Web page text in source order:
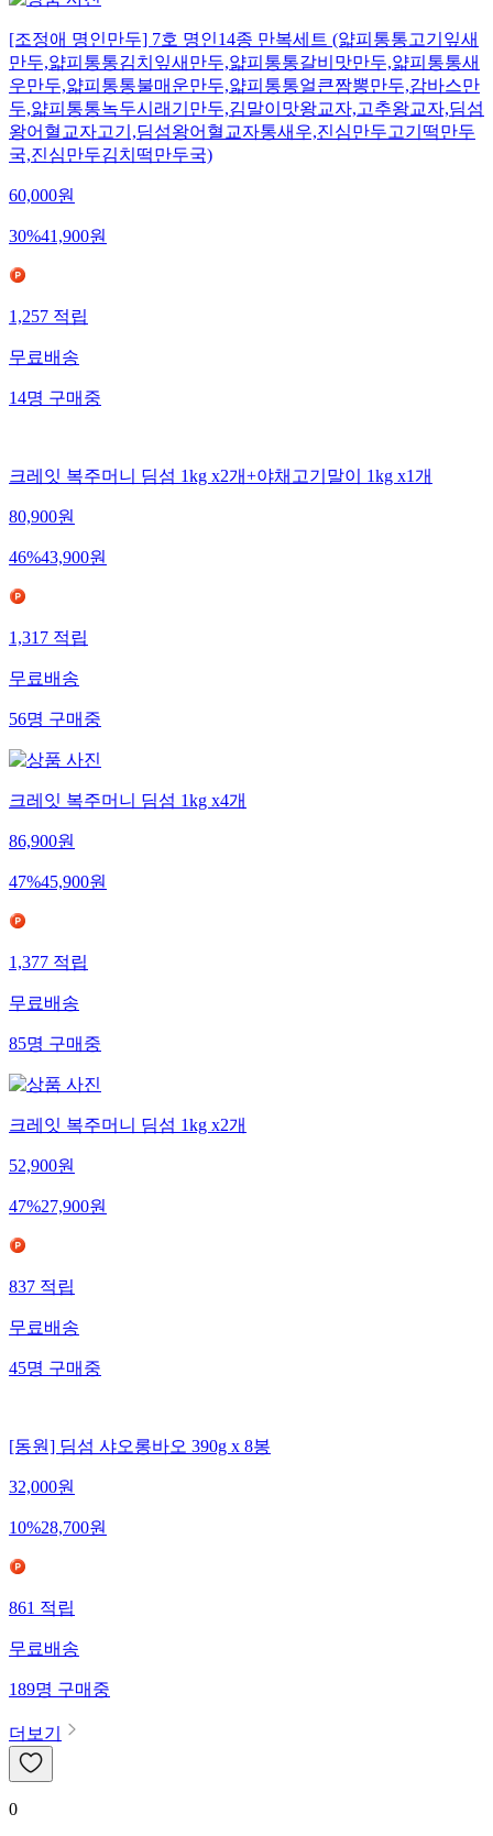
[조정애 명인만두] 7호 명인14종 만복세트 (얇피통통고기잎새
만두,얇피통통김치잎새만두,얇피통통갈비맛만두,얇피통통새
우만두,얇피통통불매운만두,얇피통통얼큰짬뽕만두,감바스만
두,얇피통통녹두시래기만두,김말이맛왕교자,고추왕교자,딤섬
왕어혈교자고기,딤섬왕어혈교자통새우,진심만두고기떡만두
국,진심만두김치떡만두국)
60,000원
30%41,900원
1,257적립
무료배송
14명구매중
크레잇 복주머니 딤섬 1kg x2개+야채고기말이 1kg x1개
80,900원
46%43,900원
1,317적립
무료배송
56명구매중
크레잇 복주머니 딤섬 1kg x4개
86,900원
47%45,900원
1,377적립
무료배송
85명구매중
크레잇 복주머니 딤섬 1kg x2개
52,900원
47%27,900원
837적립
무료배송
45명구매중
[동원] 딤섬 샤오롱바오 390g x 8봉
32,000원
10%28,700원
861적립
무료배송
189명구매중
더보기
0